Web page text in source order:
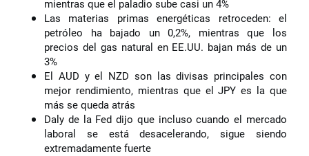
mientras que el paladio sube casi un 4%
Las materias primas energéticas retroceden: el
petróleo ha bajado un 0,2%, mientras que los
precios del gas natural en EE.UU. bajan más de un
3%
El AUD y el NZD son las divisas principales con
mejor rendimiento, mientras que el JPY es la que
más se queda atrás
Daly de la Fed dijo que incluso cuando el mercado
laboral se está desacelerando, sigue siendo
extremadamente fuerte